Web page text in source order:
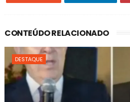
CONTEÚDO RELACIONADO
DESTAQUE